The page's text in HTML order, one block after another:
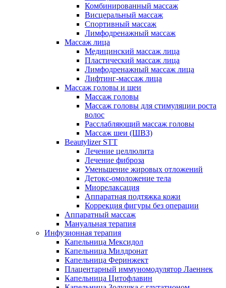
Комбинированный массаж
Висцеральный массаж
Спортивный массаж
Лимфодренажный массаж
Массаж лица
Медицинский массаж лица
Пластический массаж лица
Лимфодренажный массаж лица
Лифтинг-массаж лица
Массаж головы и шеи
Массаж головы
Массаж головы для стимуляции роста
волос
Расслабляющий массаж головы
Массаж шеи (ШВЗ)
Beautylizer STT
Лечение целлюлита
Лечение фиброза
Уменьшение жировых отложений
Детокс-омоложение тела
Миорелаксация
Аппаратная подтяжка кожи
Коррекция фигуры без операции
Аппаратный массаж
Мануальная терапия
Инфузионная терапия
Капельница Мексидол
Капельница Милдронат
Капельница Феринжект
Плацентарный иммуномодулятор Лаеннек
Капельница Цитофлавин